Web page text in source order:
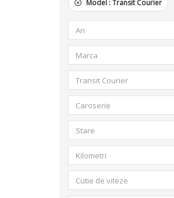
Model :Transit Courier
An
Marca
Transit Courier
Caroserie
Stare
Kilometri
Cutie de viteze